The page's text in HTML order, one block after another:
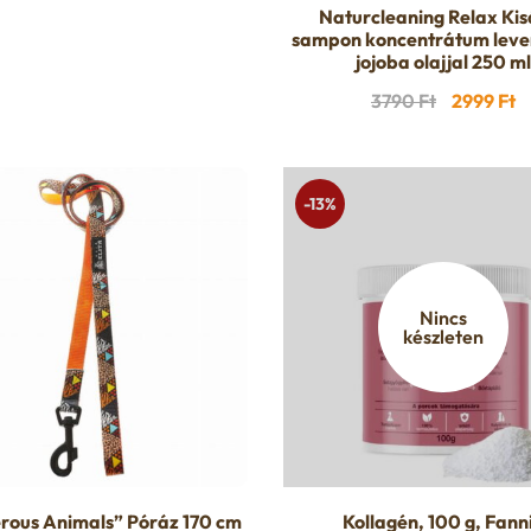
a
termékoldalon
választhatók
ki
Naturcleaning Relax
sampon koncentrátum
jojoba olajjal 250 ml
3790Ft Original
was:
2999 Ft
Animals” Póráz 170 cm
Nincs
készleten
-13%
Kollagén, 100 g,